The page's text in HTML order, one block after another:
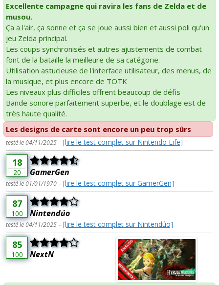
Excellente campagne qui ravira les fans de Zelda et de
musou.
Ça a l'air, ça sonne et ça se joue aussi bien et aussi poli qu'un
jeu Zelda principal.
Les coups synchronisés et autres ajustements de combat
font de la bataille la meilleure de sa catégorie.
Utilisation astucieuse de l'interface utilisateur, des menus, de
la musique, et plus encore de TOTK
Les niveaux plus difficiles offrent beaucoup de défis
Bande sonore parfaitement superbe, et le doublage est de
très haute qualité.
Les designs de carte sont encore un peu trop sûrs
testé le 04/11/2025 - [lire le test complet sur Nintendo Life]
18
20 GamerGen
testé le 01/01/1970 - [lire le test complet sur GamerGen]
87
100 Nintendúo
testé le 04/11/2025 - [lire le test complet sur Nintendúo]
85
100 NextN